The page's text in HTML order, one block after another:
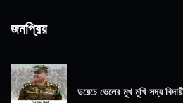
জনপ্রিয়
ডয়েচে ভেলের মুখ মুখি সদ্য